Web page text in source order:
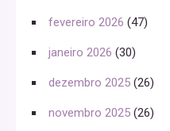
fevereiro 2026 (47)
janeiro 2026 (30)
dezembro 2025 (26)
novembro 2025 (26)